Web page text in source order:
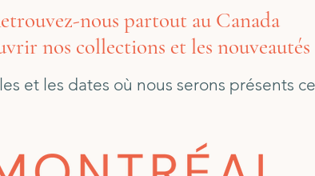
nous partout au Canada
nos collections et les nouveautés
et les dates où nous serons présents